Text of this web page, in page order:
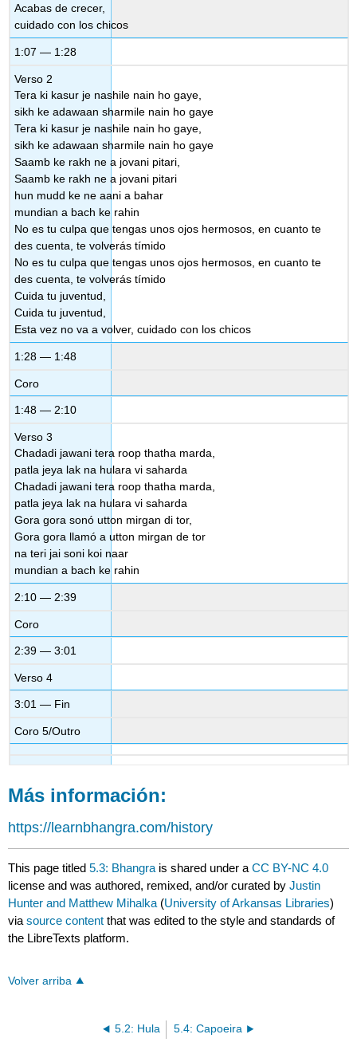
Acabas de crecer,
cuidado con los chicos
1:07 — 1:28
Verso 2
Tera ki kasur je nashile nain ho gaye,
sikh ke adawaan sharmile nain ho gaye
Tera ki kasur je nashile nain ho gaye,
sikh ke adawaan sharmile nain ho gaye
Saamb ke rakh ne a jovani pitari,
Saamb ke rakh ne a jovani pitari
hun mudd ke ne aani a bahar
mundian a bach ke rahin
No es tu culpa que tengas unos ojos hermosos, en cuanto te
des cuenta, te volverás tímido
No es tu culpa que tengas unos ojos hermosos, en cuanto te
des cuenta, te volverás tímido
Cuida tu juventud,
Cuida tu juventud,
Esta vez no va a volver, cuidado con los chicos
1:28 — 1:48
Coro
1:48 — 2:10
Verso 3
Chadadi jawani tera roop thatha marda,
patla jeya lak na hulara vi saharda
Chadadi jawani tera roop thatha marda,
patla jeya lak na hulara vi saharda
Gora gora sonó utton mirgan di tor,
Gora gora llamó a utton mirgan de tor
na teri jai soni koi naar
mundian a bach ke rahin
2:10 — 2:39
Coro
2:39 — 3:01
Verso 4
3:01 — Fin
Coro 5/Outro
Más información:
https://learnbhangra.com/history
This page titled5.3: Bhangra is shared under aCC BY-NC 4.0
license and was authored, remixed, and/or curated byJustin
Hunter and Matthew Mihalka (University of Arkansas Libraries)
viasource content that was edited to the style and standards of
the LibreTexts platform.
Volver arriba
5.2: Hula 5.4: Capoeira